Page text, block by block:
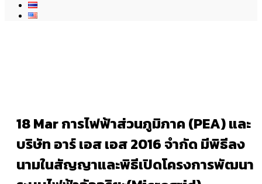
18 Marการไฟฟ้าส่วนภูมิภาค (PEA) และ
บริษัท อาร์ เอส เอส 2016 จำกัด มีพิธีลง
นามในสัญญาและพิธีเปิดโครงการพัฒนา